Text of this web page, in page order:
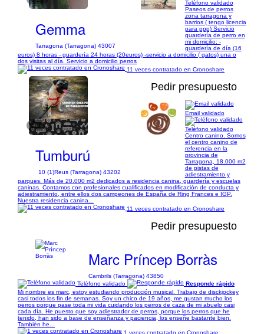
Gemma
Tarragona (Tarragona) 43007
Teléfono validado
Paseos de perros
zona tarragona y
barrios ( tengo licencia
para ppp) Servicio
guardería de perro en
mi domicilio: -
guardería de día (16
euros) 8 horas - guardería 24 horas (20euros) -servicio a domicilio ( gatos) una o
dos visitas al día. Servicio a domicilio perros
11 veces contratado en Cronoshare
1/5
Pedir presupuesto
Tumburú
10 (1)Reus (Tarragona) 43202
Email validado
Teléfono validado
Centro canino. Somos
el centro canino de
referencia en la
provincia de
Tarragona, 18.000 m2
de pistas de
adiestramiento y
parques. Más de 20.000 m2 dedicados a residencia canina, guardería y escuelas
caninas. Contamos con profesionales cualificados en modificación de conducta y
adiestramiento, entre ellos dos campeones de España de Ring Frances e IGP.
Nuestra residencia canina...
11 veces contratado en Cronoshare
Pedir presupuesto
Marc Príncep Borràs
Cambrils (Tarragona) 43850
Teléfono validado
Responde rápido
Mi nombre es marc, estoy estudiando producción musical. Trabajo de disckjockey
casi todos los fin de semanas. Soy un chico de 19 años, me gustan mucho los
perros porque pase toda mi vida cuidando los perros de caza de mi abuelo casi
cada día. He puesto que soy adiestrador de perros, porque los perros que he
tenido, han sido a base de enseñanza y paciencia, los enseñe bastante bien.
También he...
1 veces contratado en Cronoshare